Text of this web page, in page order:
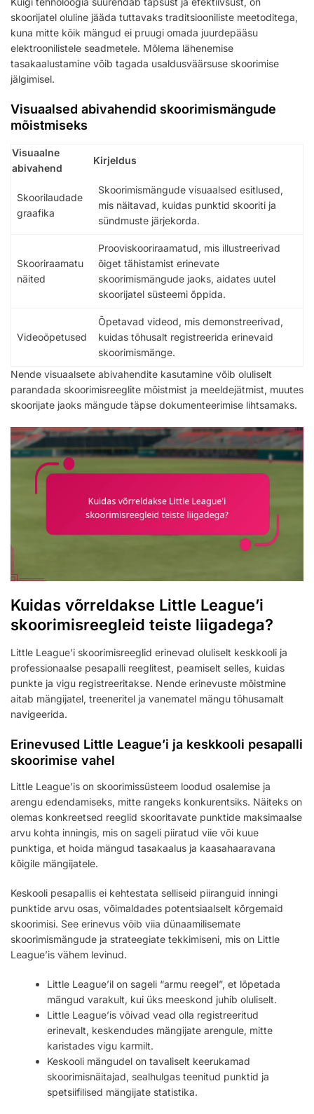
skoorijatel oluline jääda tuttavaks traditsiooniliste meetoditega,
kuna mitte kõik mängud ei pruugi omada juurdepääsu
elektroonilistele seadmetele. Mõlema lähenemise
tasakaalustamine võib tagada usaldusväärsuse skoorimise
jälgimisel.
Visuaalsed abivahendid skoorimismängude
mõistmiseks
Visuaalne
abivahend
Kirjeldus
Skoorilaudade
graafika
Skoorimismängude visuaalsed esitlused,
mis näitavad, kuidas punktid skooriti ja
sündmuste järjekorda.
Skooriraamatu
näited
Prooviskooriraamatud, mis illustreerivad
õiget tähistamist erinevate
skoorimismängude jaoks, aidates uutel
skoorijatel süsteemi õppida.
Videoõpetused
Õpetavad videod, mis demonstreerivad,
kuidas tõhusalt registreerida erinevaid
skoorimismänge.
Nende visuaalsete abivahendite kasutamine võib oluliselt
parandada skoorimisreeglite mõistmist ja meeldejätmist, muutes
skoorijate jaoks mängude täpse dokumenteerimise lihtsamaks.
Kuidas võrreldakse Little League’i
skoorimisreegleid teiste liigadega?
Little League’i skoorimisreeglid erinevad oluliselt keskkooli ja
professionaalse pesapalli reeglitest, peamiselt selles, kuidas
punkte ja vigu registreeritakse. Nende erinevuste mõistmine
aitab mängijatel, treeneritel ja vanematel mängu tõhusamalt
navigeerida.
Erinevused Little League’i ja keskkooli pesapalli
skoorimise vahel
Little League’is on skoorimissüsteem loodud osalemise ja
arengu edendamiseks, mitte rangeks konkurentsiks. Näiteks on
olemas konkreetsed reeglid skooritavate punktide maksimaalse
arvu kohta inningis, mis on sageli piiratud viie või kuue
punktiga, et hoida mängud tasakaalus ja kaasahaaravana
kõigile mängijatele.
Keskooli pesapallis ei kehtestata selliseid piiranguid inningi
punktide arvu osas, võimaldades potentsiaalselt kõrgemaid
skoorimisi. See erinevus võib viia dünaamilisemate
skoorimismängude ja strateegiate tekkimiseni, mis on Little
League’is vähem levinud.
Little League’il on sageli “armu reegel”, et lõpetada
mängud varakult, kui üks meeskond juhib oluliselt.
Little League’is võivad vead olla registreeritud
erinevalt, keskendudes mängijate arengule, mitte
karistades vigu karmilt.
Keskooli mängudel on tavaliselt keerukamad
skoorimisnäitajad, sealhulgas teenitud punktid ja
spetsiifilised mängijate statistika.